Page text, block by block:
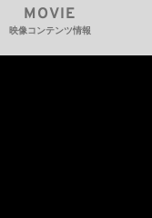
MOVIE
映像コンテンツ情報